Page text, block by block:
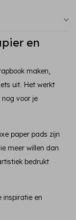
en
maken,
uit. Het werkt
voor je
paper pads zijn
meer willen dan
bedrukt
inspiratie en